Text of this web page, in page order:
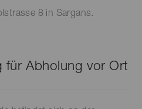
8 in Sargans.
für Abholung vor Ort